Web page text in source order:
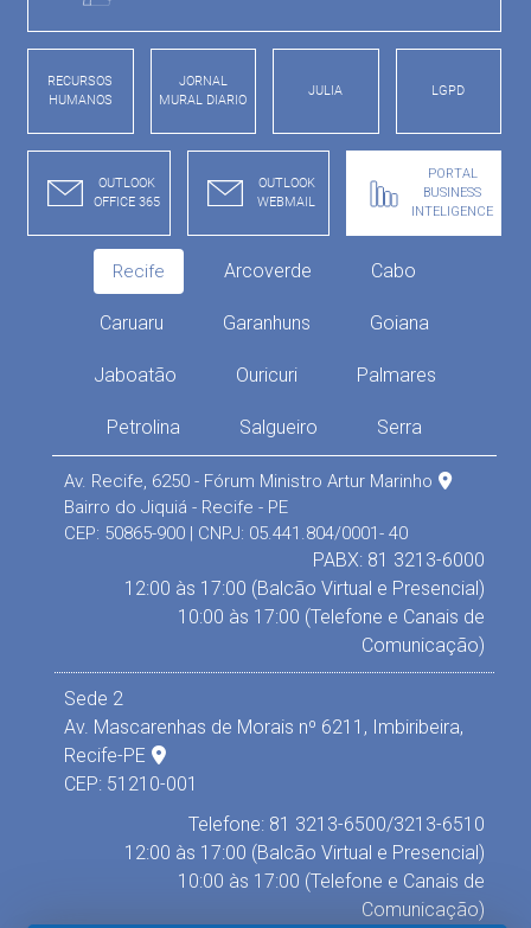
RECURSOS
HUMANOS
JORNAL
MURAL DIARIO
JULIA LGPD
OUTLOOK
OFFICE 365
OUTLOOK
WEBMAIL
PORTAL
BUSINESS
INTELIGENCE
Recife Arcoverde Cabo
Caruaru Garanhuns Goiana
Jaboatão Ouricuri Palmares
Petrolina Salgueiro Serra
Av. Recife, 6250 - Fórum Ministro Artur Marinho
Bairro do Jiquiá - Recife - PE
CEP: 50865-900 | CNPJ: 05.441.804/0001- 40
PABX: 81 3213-6000
12:00 às 17:00 (Balcão Virtual e Presencial)
10:00 às 17:00 (Telefone e Canais de
Comunicação)
Sede 2
Av. Mascarenhas de Morais nº 6211, Imbiribeira,
Recife-PE
CEP: 51210-001
Telefone: 81 3213-6500/3213-6510
12:00 às 17:00 (Balcão Virtual e Presencial)
10:00 às 17:00 (Telefone e Canais de
Comunicação)